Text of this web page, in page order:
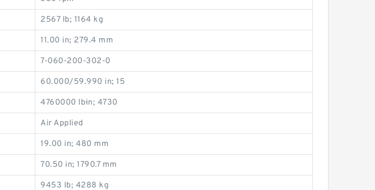
2567 lb; 1164 kg
11.00 in; 279.4 mm
7-060-200-302-0
60.000/59.990 in; 15
4760000 lb·in; 4730
Air Applied
19.00 in; 480 mm
70.50 in; 1790.7 mm
9453 lb; 4288 kg